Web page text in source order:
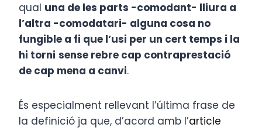
qual una de les parts -comodant- lliura a
l’altra -comodatari- alguna cosa no
fungible a fi que l’usi per un cert temps i la
hi torni sense rebre cap contraprestació
de cap mena a canvi.
És especialment rellevant l’última frase de
la definició ja que, d’acord amb l’article